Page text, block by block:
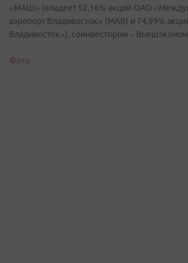
«МАШ» (владеет 52,16% акций ОАО
аэропорт Владивосток» (МАВ) и 74,99%
Владивосток»), соинвестором –
Фото